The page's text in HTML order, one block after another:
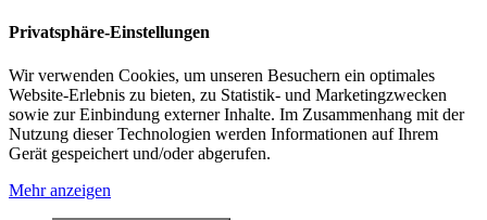
Privatsphäre-Einstellungen
Wir verwenden Cookies, um unseren Besuchern ein optimales
Website-Erlebnis zu bieten, zu Statistik- und Marketingzwecken
sowie zur Einbindung externer Inhalte. Im Zusammenhang mit der
Nutzung dieser Technologien werden Informationen auf Ihrem
Gerät gespeichert und/oder abgerufen.
Mehr anzeigen